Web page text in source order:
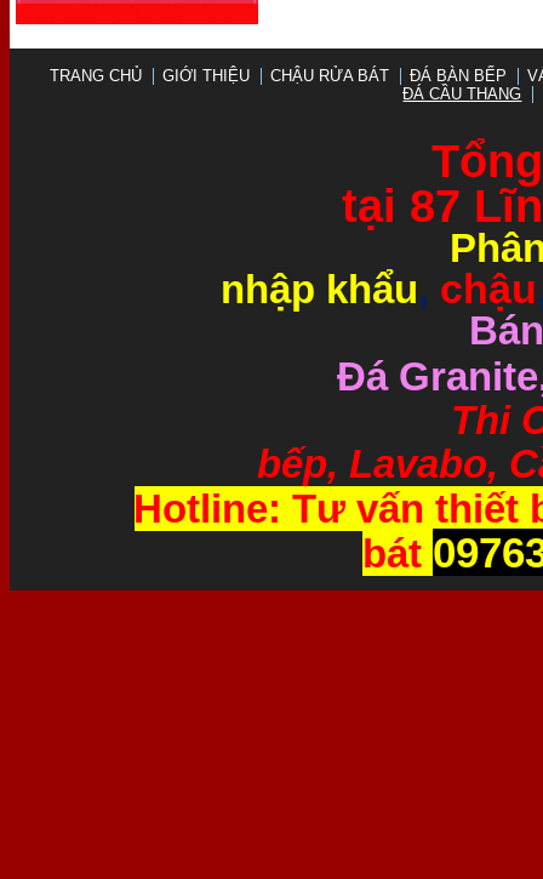
TRANG CHỦ GIỚI THIỆU CHẬU RỬA BÁT ĐÁ BÀN BẾP
ĐÁ CẦU THANG
tại 87
nhập khẩu, chậu
Đá
Thi Công và
bếp, Lavabo,
Hotline: Tư vấn thiết
bát